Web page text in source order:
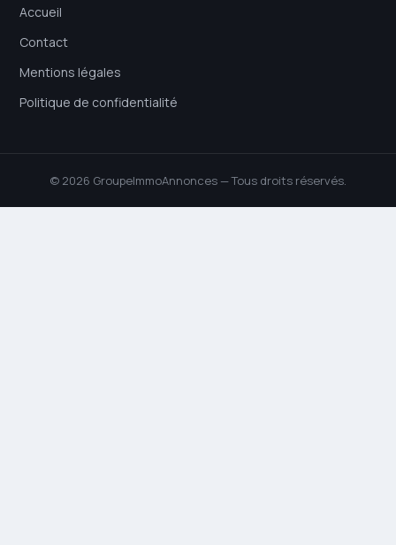
Accueil
Contact
Mentions légales
Politique de confidentialité
© 2026 GroupeImmoAnnonces — Tous droits réservés.